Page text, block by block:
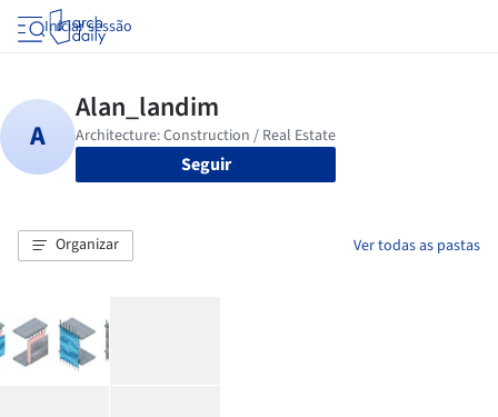
Iniciar sessão
Seguir
Organizar Ver todas as pastas